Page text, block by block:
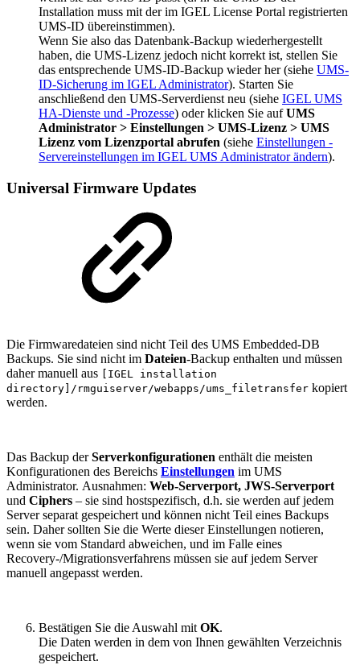
Installation muss mit der im IGEL License Portal registrierten
UMS-ID übereinstimmen).
Wenn Sie also das Datenbank-Backup wiederhergestellt
haben, die UMS-Lizenz jedoch nicht korrekt ist, stellen Sie
das entsprechende UMS-ID-Backup wieder her (siehe UMS-
ID-Sicherung im IGEL Administrator). Starten Sie
anschließend den UMS-Serverdienst neu (siehe IGEL UMS
HA-Dienste und -Prozesse) oder klicken Sie aufUMS
Administrator > Einstellungen > UMS-Lizenz > UMS
Lizenz vom Lizenzportal abrufen (siehe Einstellungen -
Servereinstellungen im IGEL UMS Administrator ändern).
Universal Firmware Updates
Die Firmwaredateien sind nicht Teil des UMS Embedded-DB
Backups. Sie sind nicht im Dateien-Backup enthalten und müssen
daher manuell aus
[IGEL installation
directory]/rmguiserver/webapps/ums_filetransfer kopiert
werden.
Das Backup derServerkonfigurationen enthält die meisten
Konfigurationen des Bereichs Einstellungen im UMS
Administrator. Ausnahmen: Web-Serverport, JWS-Serverport
und Ciphers – sie sind hostspezifisch, d.h. sie werden auf jedem
Server separat gespeichert und können nicht Teil eines Backups
sein. Daher sollten Sie die Werte dieser Einstellungen notieren,
wenn sie vom Standard abweichen, und im Falle eines
Recovery-/Migrationsverfahrens müssen sie auf jedem Server
manuell angepasst werden.
Bestätigen Sie die Auswahl mit OK.
Die Daten werden in dem von Ihnen gewählten Verzeichnis
gespeichert.